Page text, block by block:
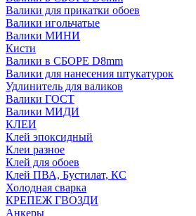
Валики для прикатки обоев
Валики игольчатые
Валики МИНИ
Кисти
Валики в СБОРЕ D8mm
Валики для нанесения штукатурок
Удлинитель для валиков
Валики ГОСТ
Валики МИДИ
КЛЕИ
Клей эпоксидный
Клеи разное
Клей для обоев
Клей ПВА, Бустилат, КС
Холодная сварка
КРЕПЕЖ ГВОЗДИ
Анкеры